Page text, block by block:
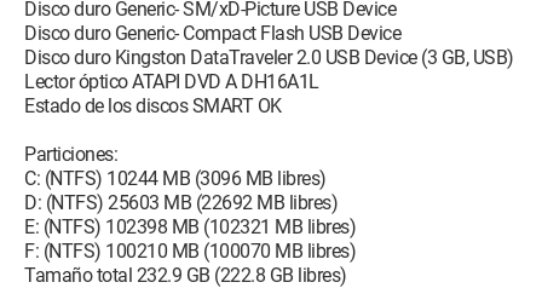
Disco duro Generic- SM/xD-Picture USB Device
Disco duro Generic- Compact Flash USB Device
Disco duro Kingston DataTraveler 2.0 USB Device (3 GB, USB)
Lector óptico ATAPI DVD A DH16A1L
Estado de los discos SMART OK
Particiones:
C: (NTFS) 10244 MB (3096 MB libres)
D: (NTFS) 25603 MB (22692 MB libres)
E: (NTFS) 102398 MB (102321 MB libres)
F: (NTFS) 100210 MB (100070 MB libres)
Tamaño total 232.9 GB (222.8 GB libres)